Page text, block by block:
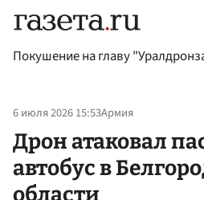
Покушение на главу
6 июля 2026 15:53Армия
Дрон атаковал
автобус в
области